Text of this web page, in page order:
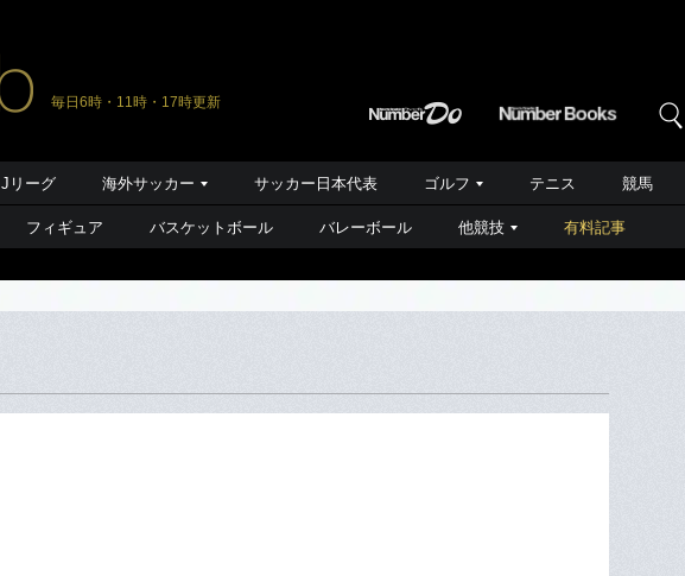
毎日6時・11時・17時更新
Jリーグ 海外サッカー サッカー日本代表 ゴルフ テニス 競馬
フィギュア バスケットボール バレーボール 他競技 有料記事